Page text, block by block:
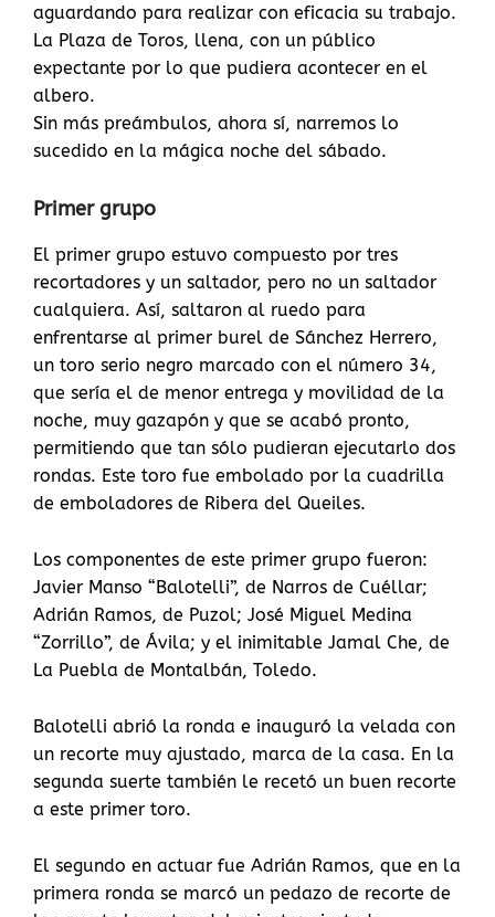
aguardando para realizar con eficacia su trabajo.
La Plaza de Toros, llena, con un público
expectante por lo que pudiera acontecer en el
albero.
Sin más preámbulos, ahora sí, narremos lo
sucedido en la mágica noche del sábado.
Primer grupo
El primer grupo estuvo compuesto por tres
recortadores y un saltador, pero no un saltador
cualquiera. Así, saltaron al ruedo para
enfrentarse al primer burel de Sánchez Herrero,
un toro serio negro marcado con el número 34,
que sería el de menor entrega y movilidad de la
noche, muy gazapón y que se acabó pronto,
permitiendo que tan sólo pudieran ejecutarlo dos
rondas. Este toro fue embolado por la cuadrilla
de emboladores de Ribera del Queiles.
Los componentes de este primer grupo fueron:
Javier Manso “Balotelli”, de Narros de Cuéllar;
Adrián Ramos, de Puzol; José Miguel Medina
“Zorrillo”, de Ávila; y el inimitable Jamal Che, de
La Puebla de Montalbán, Toledo.
Balotelli abrió la ronda e inauguró la velada con
un recorte muy ajustado, marca de la casa. En la
segunda suerte también le recetó un buen recorte
a este primer toro.
El segundo en actuar fue Adrián Ramos, que en la
primera ronda se marcó un pedazo de recorte de